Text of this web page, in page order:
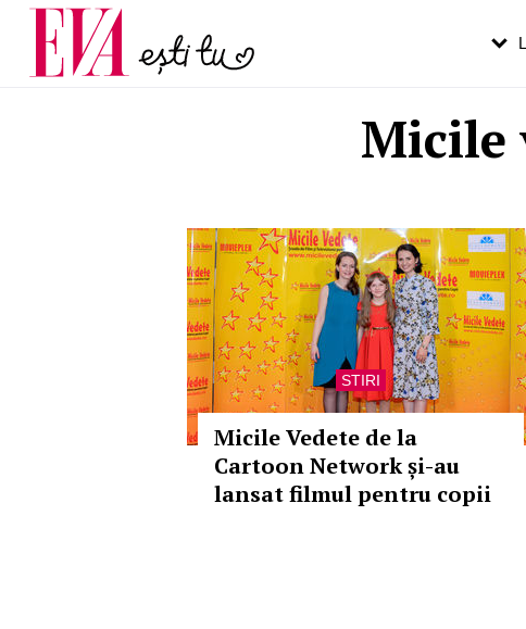
Micile
STIRI
Micile Vedete de la
Cartoon Network și-au
lansat filmul pentru copii
Carieră
Actualitate